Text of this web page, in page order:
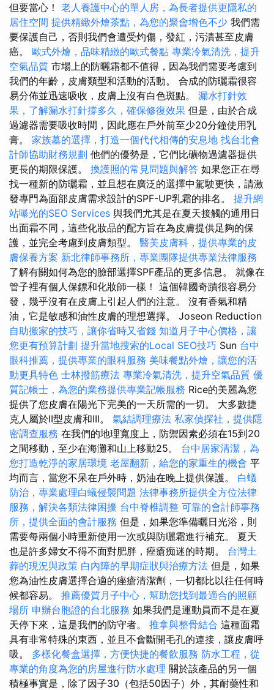
但要當心！ 老人養護中心的單人房，為長者提供更隱私的
居住空間 提供精緻外燴茶點，為您的聚會增色不少 我們需
要保護自己，否則我們會遭受灼傷，發紅，污漬甚至皮膚
癌。 歐式外燴，品味精緻的歐式餐點 專業冷氣清洗，提升
空氣品質 市場上的防曬霜都不值得，因為我們需要考慮到
我們的年齡，皮膚類型和活動的活動。 合成的防曬霜很容
易分佈並迅速吸收，皮膚上沒有白色斑點。 漏水打針效
果，了解漏水打針撐多久，確保修復效果 但是，由於合成
過濾器需要吸收時間，因此應在戶外前至少20分鐘使用乳
膏。 家族墓的選擇，打造一個代代相傳的安息地 找台北會
計師協助財務規劃 他們的優勢是，它們比礦物過濾器提供
更長的期限保護。 換護照的常見問題與解答 如果您正在尋
找一種新的防曬霜，並且想在廣泛的選擇中駕駛更快，請激
發專門為面部皮膚需求設計的SPF-UP乳霜的排名。 提升網
站曝光的SEO Services 與我們尤其是在夏天接觸的通用日
出面霜不同，這些化妝品的配方旨在為皮膚提供足夠的保
護，並完全考慮到皮膚類型。 醫美皮膚科，提供專業的皮
膚保養方案 新北律師事務所，專業團隊提供專業法律服務
了解有關如何為您的臉部選擇SPF產品的更多信息。 就像在
管子裡有個人保鏢和化妝師一樣！ 這個韓國奇蹟很容易分
發，幾乎沒有在皮膚上引起人們的注意。 沒有香氣和精
油，它是敏感和油性皮膚的理想選擇。 Joseon Reduction
自助搬家的技巧，讓你省時又省錢 知道月子中心價格，讓
您更有預算計劃 提升當地搜索的Local SEO技巧 Sun 台中
眼科推薦，提供專業的眼科服務 美味餐點外燴，讓您的活
動更具特色 士林撥筋療法 專業冷氣清洗，提升空氣品質 優
質記帳士，為您的業務提供專業記帳服務 Rice的美麗為您
提供了您皮膚在陽光下完美的一天所需的一切。 大多數捷
克人屬於II型皮膚和III。 氣結調理療法 私家偵探社，提供隱
密調查服務 在我們的地理寬度上，防禦因素必須在15到20
之間移動，至少在海灘和山上移動25。 台中居家清潔，為
您打造乾淨的家居環境 老屋翻新，給您的家重生的機會 平
均而言，當您不呆在戶外時，奶油在晚上提供保護。 白蟻
防治，專業處理白蟻侵襲問題 法律事務所提供全方位法律
服務，解決各類法律困擾 台中脊椎調整 可靠的會計師事務
所，提供全面的會計服務 但是，如果您準備曬日光浴，則
需要每兩個小時重新使用一次或與防曬霜進行補充。 夏天
也是許多婦女不得不面對肥胖，痤瘡痴迷的時期。 台灣土
葬的現況與政策 白內障的早期症狀與治療方法 但是，如果
您為油性皮膚選擇合適的痤瘡清潔劑，一切都比以往任何時
候都容易。 推薦優質月子中心，幫助您找到最適合的照顧
場所 申辦台胞證的台北服務 如果我們是運動員而不是在夏
天停下來，這是我們的防守者。 推拿與整骨結合 這種面霜
具有非常特殊的東西，並且不會斷開毛孔的連接，讓皮膚呼
吸。 多樣化餐盒選擇，方便快捷的餐飲服務 防水工程，從
專業的角度為您的房屋進行防水處理 關於該產品的另一個
積極事實是，除了因子30（包括50因子）外，其耐藥性和